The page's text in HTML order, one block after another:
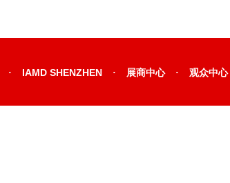
· IAMD SHENZHEN · 展商中心 · 观众中心